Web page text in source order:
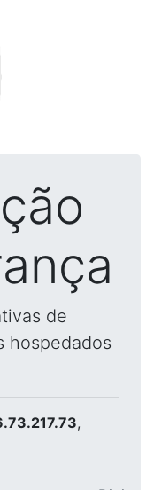
de
hospedados
,